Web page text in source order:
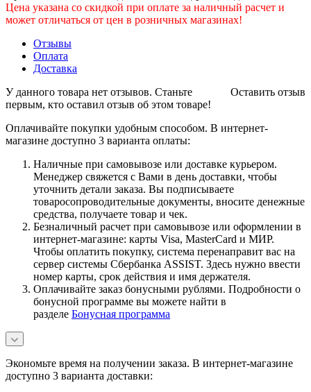
Цена указана со скидкой при оплате за наличный расчет и
может отличаться от цен в розничных магазинах!
Отзывы
Оплата
Доставка
Оставить отзыв
У данного товара нет отзывов. Станьте
первым, кто оставил отзыв об этом товаре!
Оплачивайте покупки удобным способом. В интернет-
магазине доступно 3 варианта оплаты:
Наличные при самовывозе или доставке курьером.
Менеджер свяжется с Вами в день доставки, чтобы
уточнить детали заказа. Вы подписываете
товаросопроводительные документы, вносите денежные
средства, получаете товар и чек.
Безналичный расчет при самовывозе или оформлении в
интернет-магазине: карты Visa, MasterCard и МИР.
Чтобы оплатить покупку, система перенаправит вас на
сервер системы Сбербанка ASSIST. Здесь нужно ввести
номер карты, срок действия и имя держателя.
Оплачивайте заказ бонусными рублями. Подробности о
бонусной программе вы можете найти в
разделе Бонусная программа
Экономьте время на получении заказа. В интернет-магазине
доступно 3 варианта доставки: